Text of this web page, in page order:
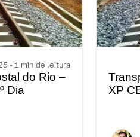
• 1 min de leitura
do Rio –
Dia
XP